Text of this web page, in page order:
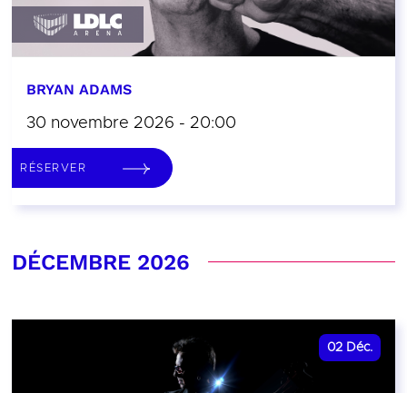
BRYAN ADAMS
30 novembre 2026 - 20:00
RÉSERVER
DÉCEMBRE 2026
02 Déc.